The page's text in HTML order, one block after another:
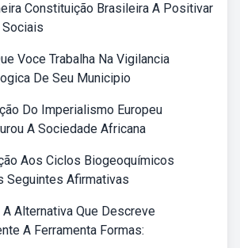
Constituição Brasileira A Positivar
Voce Trabalha Na Vigilancia
De Seu Municipio
Do Imperialismo Europeu
A Sociedade Africana
Aos Ciclos Biogeoquímicos
Seguintes Afirmativas
Alternativa Que Descreve
A Ferramenta Formas: